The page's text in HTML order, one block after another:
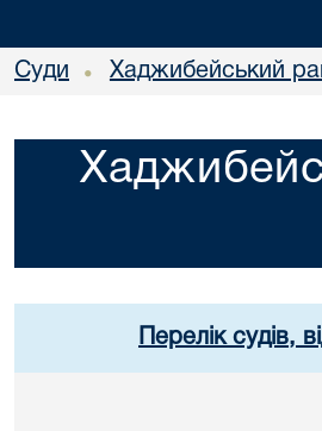
Суди • Хаджибейський
Перелік судів,